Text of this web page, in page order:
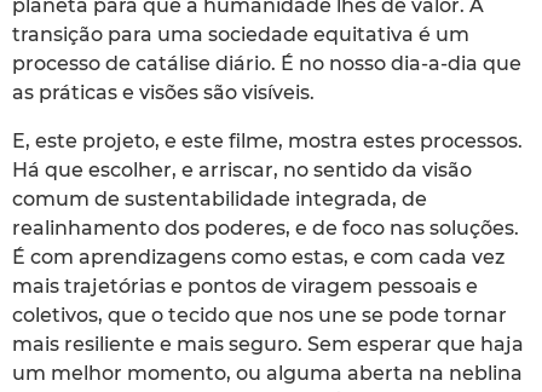
planeta para que a humanidade lhes dê valor. A
transição para uma sociedade equitativa é um
processo de catálise diário. É no nosso dia-a-dia que
as práticas e visões são visíveis.
E, este projeto, e este filme, mostra estes processos.
Há que escolher, e arriscar, no sentido da visão
comum de sustentabilidade integrada, de
realinhamento dos poderes, e de foco nas soluções.
É com aprendizagens como estas, e com cada vez
mais trajetórias e pontos de viragem pessoais e
coletivos, que o tecido que nos une se pode tornar
mais resiliente e mais seguro. Sem esperar que haja
um melhor momento, ou alguma aberta na neblina